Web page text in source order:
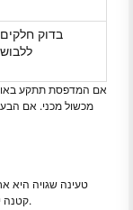
בדוק חלקים
ללבוש
אם המדפסת תתקע
מכשול מכני. אם
טעינה שגויה היא
קטנה יכולה לגרום לתווית להיכנס לנתיב ההזנה באופן לא שווה.